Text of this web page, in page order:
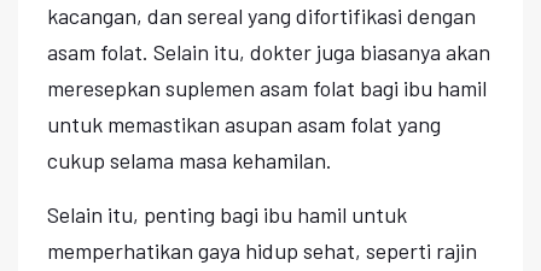
kacangan, dan sereal yang difortifikasi dengan
asam folat. Selain itu, dokter juga biasanya akan
meresepkan suplemen asam folat bagi ibu hamil
untuk memastikan asupan asam folat yang
cukup selama masa kehamilan.
Selain itu, penting bagi ibu hamil untuk
memperhatikan gaya hidup sehat, seperti rajin